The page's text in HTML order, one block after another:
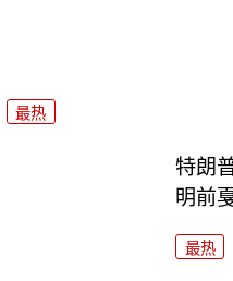
最热
特朗
明前
最热